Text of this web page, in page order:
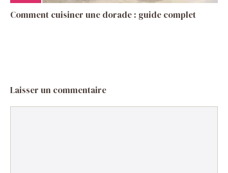
Comment cuisiner une dorade : guide complet
Laisser un commentaire